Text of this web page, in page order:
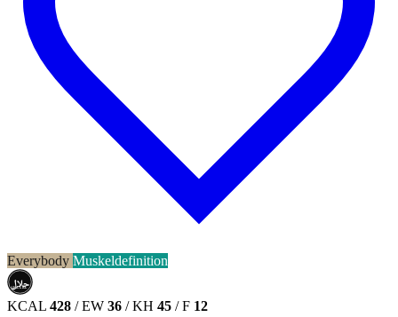
Everybody Muskeldefinition
حلال
HALAL
KCAL 428 / EW 36 / KH 45 / F 12